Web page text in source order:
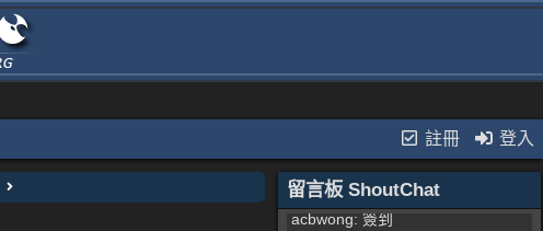
註冊 登入
留言板 ShoutChat
stonewell: 簽到
acbwong: 簽到
alex6655: 簽到
acbwong: 簽到